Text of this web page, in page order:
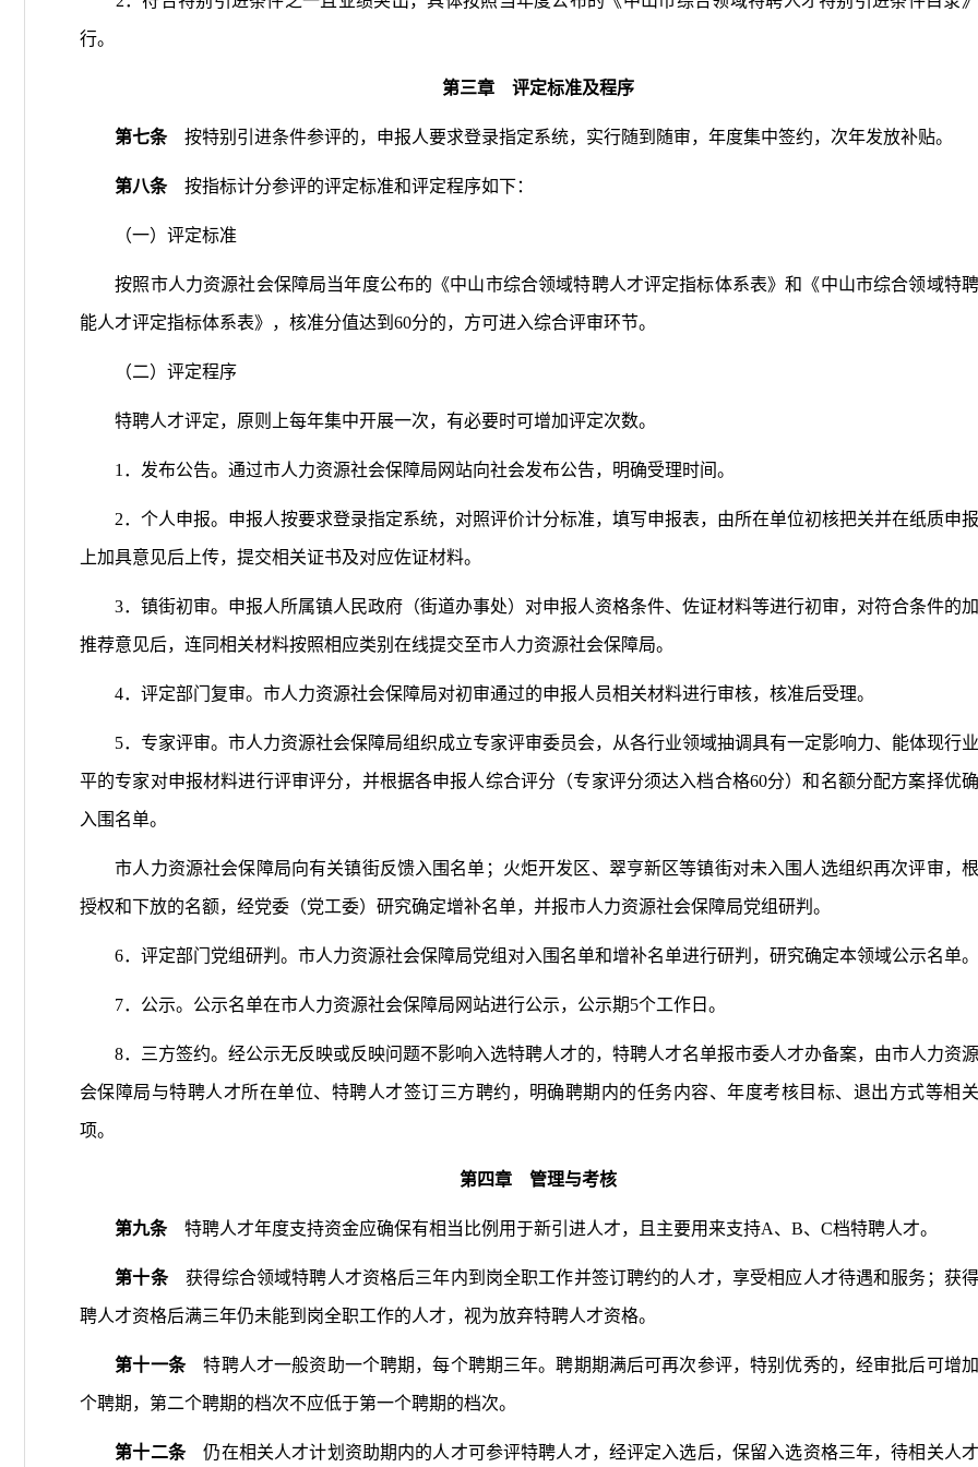
行。
第三章 评定标准及程序
第七条按特别引进条件参评的，申报人要求登录指定系统，实行随到随审，年度集中签约，次年发放补贴。
第八条按指标计分参评的评定标准和评定程序如下：
（一）评定标准
按照市人力资源社会保障局当年度公布的《中山市综合领域特聘人才评定指标体系表》和《中山市综合领域特
能人才评定指标体系表》，核准分值达到60分的，方可进入综合评审环节。
（二）评定程序
特聘人才评定，原则上每年集中开展一次，有必要时可增加评定次数。
1．发布公告。通过市人力资源社会保障局网站向社会发布公告，明确受理时间。
2．个人申报。申报人按要求登录指定系统，对照评价计分标准，填写申报表，由所在单位初核把关并在纸质申
上加具意见后上传，提交相关证书及对应佐证材料。
3．镇街初审。申报人所属镇人民政府（街道办事处）对申报人资格条件、佐证材料等进行初审，对符合条件的
推荐意见后，连同相关材料按照相应类别在线提交至市人力资源社会保障局。
4．评定部门复审。市人力资源社会保障局对初审通过的申报人员相关材料进行审核，核准后受理。
5．专家评审。市人力资源社会保障局组织成立专家评审委员会，从各行业领域抽调具有一定影响力、能体现行
平的专家对申报材料进行评审评分，并根据各申报人综合评分（专家评分须达入档合格60分）和名额分配方案择优
入围名单。
市人力资源社会保障局向有关镇街反馈入围名单；火炬开发区、翠亨新区等镇街对未入围人选组织再次评审，
授权和下放的名额，经党委（党工委）研究确定增补名单，并报市人力资源社会保障局党组研判。
6．评定部门党组研判。市人力资源社会保障局党组对入围名单和增补名单进行研判，研究确定本领域公示名单。
7．公示。公示名单在市人力资源社会保障局网站进行公示，公示期5个工作日。
8．三方签约。经公示无反映或反映问题不影响入选特聘人才的，特聘人才名单报市委人才办备案，由市人力资
会保障局与特聘人才所在单位、特聘人才签订三方聘约，明确聘期内的任务内容、年度考核目标、退出方式等相
项。
第四章 管理与考核
第九条特聘人才年度支持资金应确保有相当比例用于新引进人才，且主要用来支持A、B、C档特聘人才。
第十条获得综合领域特聘人才资格后三年内到岗全职工作并签订聘约的人才，享受相应人才待遇和服务；获
聘人才资格后满三年仍未能到岗全职工作的人才，视为放弃特聘人才资格。
第十一条特聘人才一般资助一个聘期，每个聘期三年。聘期期满后可再次参评，特别优秀的，经审批后可增
个聘期，第二个聘期的档次不应低于第一个聘期的档次。
第十二条仍在相关人才计划资助期内的人才可参评特聘人才，经评定入选后，保留入选资格三年，待相关人